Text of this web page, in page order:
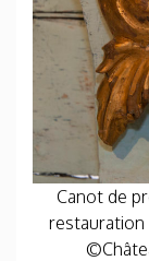
Canot de
restauration